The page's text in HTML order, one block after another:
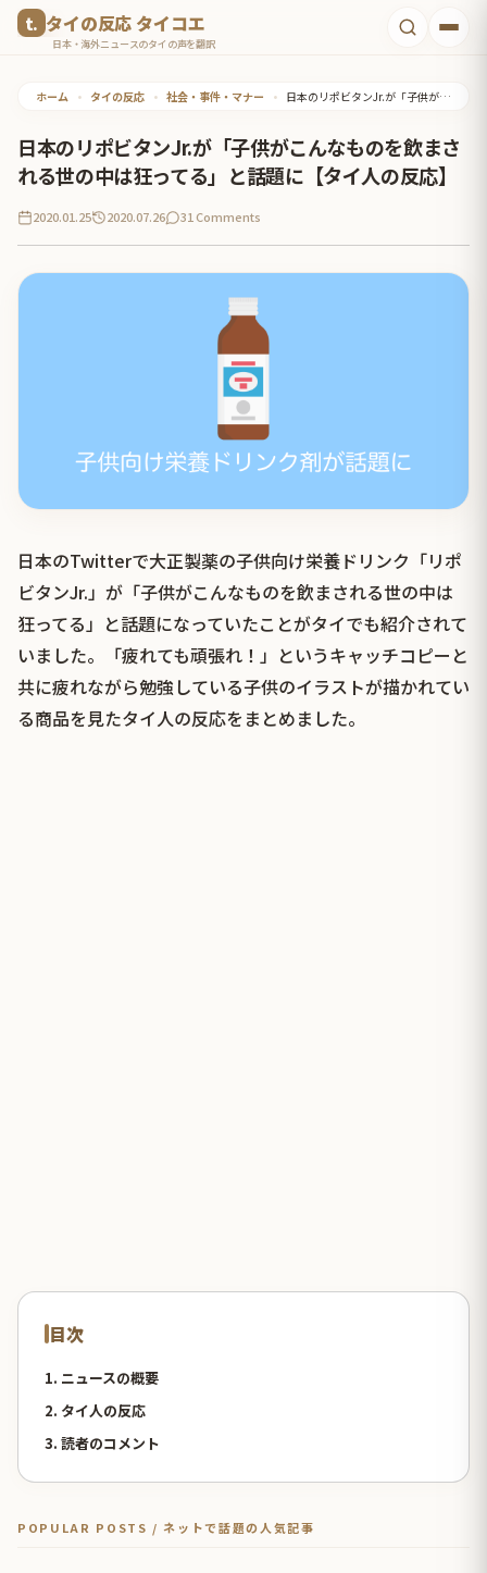
タイの反応 タイコエ
日本・海外ニュースのタイの声を翻訳
ホーム • タイの反応 • 社会・事件・マナー • 日本のリポビタンJr.が「子供がこんなものを飲まされる世の中は狂ってる」と話題に【タイ人の反応】
日本のリポビタンJr.が「子供がこんなものを飲まさ
れる世の中は狂ってる」と話題に【タイ人の反応】
2020.01.25 2020.07.26 31 Comments
日本のTwitterで大正製薬の子供向け栄養ドリンク「リポ
ビタンJr.」が「子供がこんなものを飲まされる世の中は
狂ってる」と話題になっていたことがタイでも紹介されて
いました。「疲れても頑張れ！」というキャッチコピーと
共に疲れながら勉強している子供のイラストが描かれてい
る商品を見たタイ人の反応をまとめました。
目次
1. ニュースの概要
2. タイ人の反応
3. 読者のコメント
POPULAR POSTS / ネットで話題の人気記事